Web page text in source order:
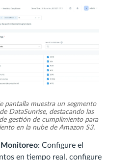
pantalla muestra un segmento
DataSunrise, destacando las
gestión de cumplimiento para
en la nube de Amazon S3.
Monitoreo: Configure el
en tiempo real, configure